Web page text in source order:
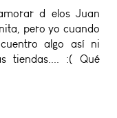
d elos Juan
pero yo cuando
algo así ni
tiendas.... :( Qué